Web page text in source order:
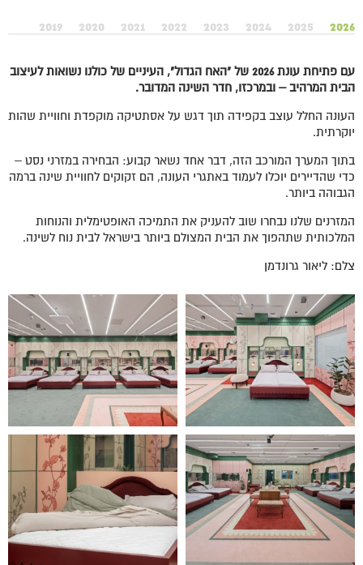
2026
2025
2024
2023
2022
2021
2020
2019
עם פתיחת עונת 2026 של "האח הגדול", העיניים של כולנו נשואות לעיצוב
הבית המרהיב – ובמרכזו, חדר השינה המדובר.
העונה החלל עוצב בקפידה תוך דגש על אסתטיקה מוקפדת וחוויית שהות
יוקרתית.
בתוך המערך המורכב הזה, דבר אחד נשאר קבוע: הבחירה במזרני נסט –
כדי שהדיירים יוכלו לעמוד באתגרי העונה, הם זקוקים לחוויית שינה ברמה
הגבוהה ביותר.
המזרנים שלנו נבחרו שוב להעניק את התמיכה האופטימלית והנוחות
המלכותית שתהפוך את הבית המצולם ביותר בישראל לבית נוח לשינה.
צלם: ליאור גרונדמן